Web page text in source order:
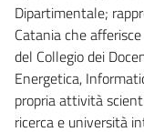
Dipartimentale;
Catania che
del Collegio dei
Energetica,
propria attività
ricerca e università